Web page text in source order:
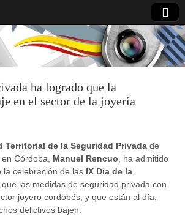
ha logrado que la
en el sector de la joyería
Territorial de la Seguridad Privada de
en Córdoba, Manuel Rencuo , ha admitido
celebración de las IX Día de la
que las medidas de seguridad privada con
joyero cordobés, y que están al día,
delictivos bajen.